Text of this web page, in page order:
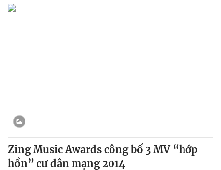
Video
VTV4
VTV9 VTV8
Zing Music Awards công bố 3 MV “hớp
hồn” cư dân mạng 2014